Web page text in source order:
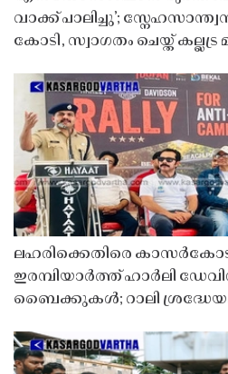
വാക്ക് പാലിച്ചു’;
കോടി, സ്വാഗതം ചെയ്ത്
ലഹരിക്കെതിരെ
ഇരമ്പിയാർത്ത് ഹാർലി
ബൈക്കുകൾ; റാലി